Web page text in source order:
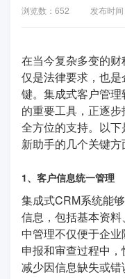
浏览数：652 发布时
在当今复杂多变的
仅是法律要求，也
键。集成式客户管
的重要工具，正逐
全方位的支持。以
新助手的几个关键方
1、客户信息统一管理
集成式CRM系统能
信息，包括基本资
中管理不仅便于企
申报和审查过程中
减少因信息缺失或错